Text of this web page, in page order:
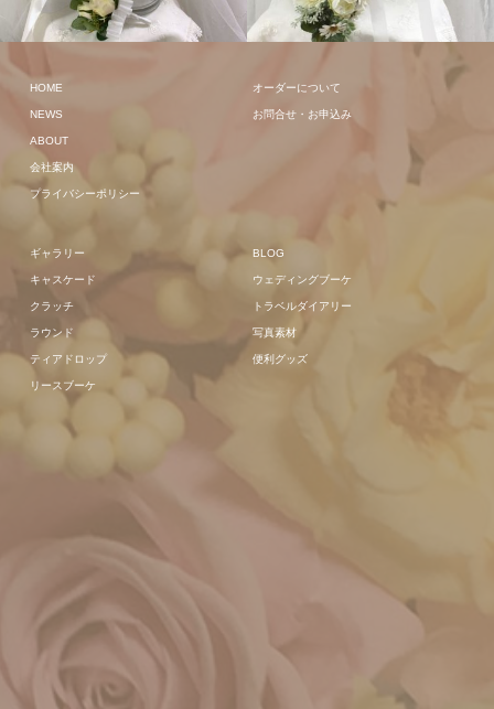
クラッチ
HOME
NEWS
ABOUT
会社案内
プライバシーポリシー
オーダーについて
お問合せ・お申込み
ギャラリー
キャスケード
クラッチ
ラウンド
ティアドロップ
リースブーケ
BLOG
ウェディングブーケ
トラベルダイアリー
写真素材
便利グッズ